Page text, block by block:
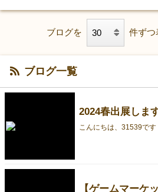
ブログを 件ずつ
ブログ一覧
2024春出展しま